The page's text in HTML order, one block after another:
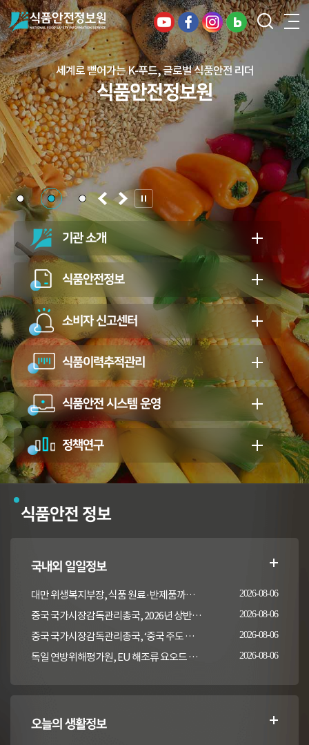
건강하고 안전한 식생활, 일상의 행복을
든든하게 지키는 식품안전 지킴이
식품안전정보원
세계로 뻗어가는 K-푸드, 글로벌 식품안전 리더
식품안전정보원
기관 소개
식품안전정보
소비자 신고센터
식품이력추적관리
식품안전 시스템 운영
정책연구
식품안전 정보
국내외 일일정보
대만 위생복지부장, 식품 원료·반제품까지 이상 통보 의무 확대 추진 2026-08-06
중국 국가시장감독관리총국, 2026년 상반기 시장감독관리부서 식품안전 감독 샘플검사 현황 통보 2026-08-06
중국 국가시장감독관리총국, ‘중국 주도 동물용의약품 잔류 검사방법 국제표준 2건' 발표 2026-08-06
독일 연방위해평가원, EU 해조류 요오드 최대허용기준 도입안 평가... 요오드 함량 표시 및 경고문 권고 2026-08-06
오늘의 생활정보